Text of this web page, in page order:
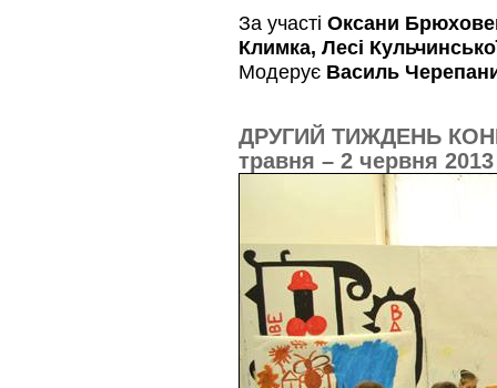
За участі Оксани
Климка, Лесі
Модерує Василь
ДРУГИЙ ТИЖДЕНЬ
травня – 2 червня 2013